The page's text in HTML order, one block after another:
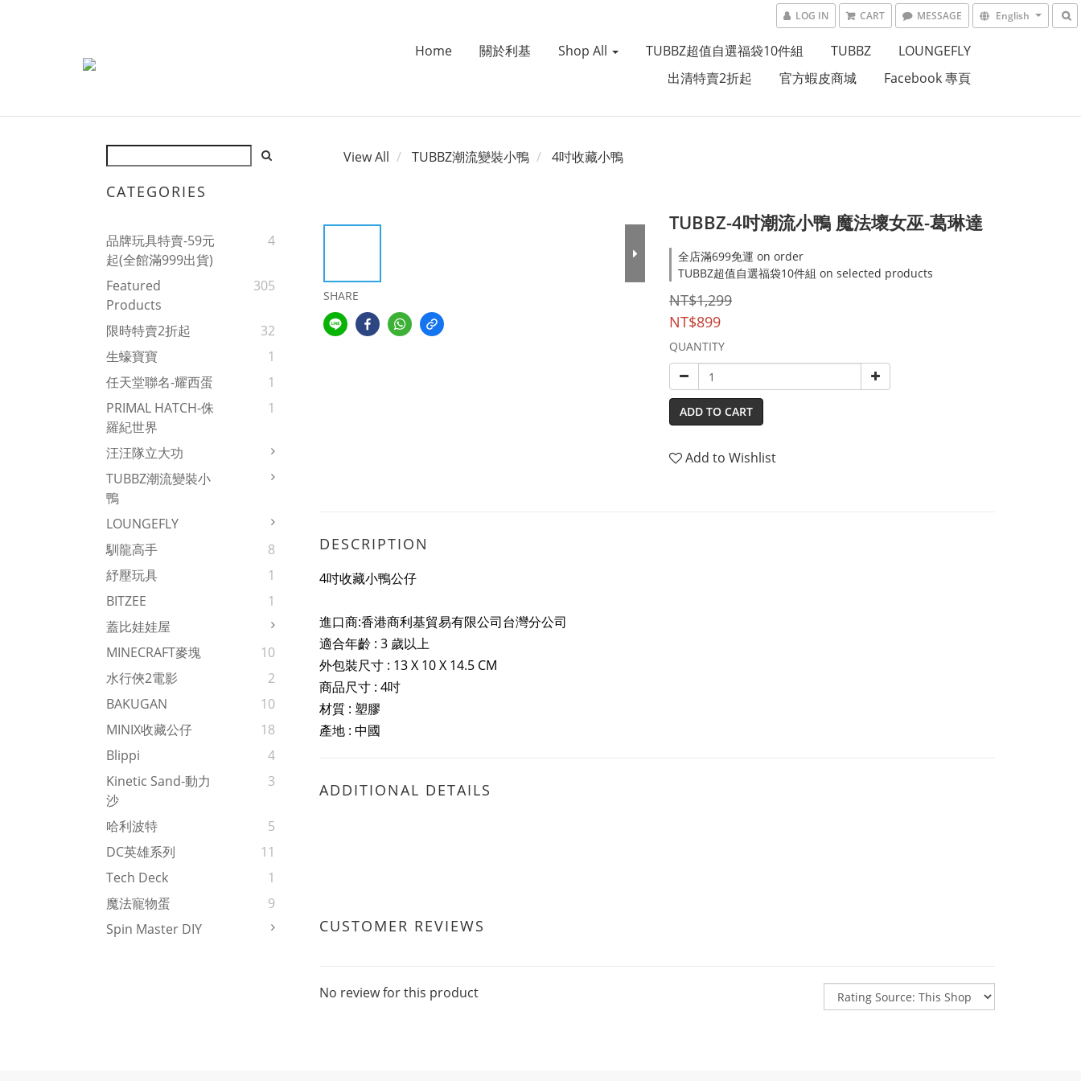
LOG IN CART MESSAGE English
Home 關於利基 Shop All TUBBZ超值自選福袋10件組 TUBBZ
LOUNGEFLY
出清特賣2折起
官方蝦皮商城 Facebook 專頁
CATEGORIES
品牌玩具特賣-59元
起(全館滿999出貨)
4
Featured
Products
305
限時特賣2折起
32
生蠔寶寶
1
任天堂聯名-耀西蛋
1
PRIMAL HATCH-侏
羅紀世界
1
汪汪隊立大功
TUBBZ潮流變裝小
鴨
LOUNGEFLY
馴龍高手
8
紓壓玩具
1
BITZEE
1
蓋比娃娃屋
MINECRAFT麥塊
10
水行俠2電影
2
BAKUGAN
10
MINIX收藏公仔
18
Blippi
4
Kinetic Sand-動力
沙
3
哈利波特
5
DC英雄系列
11
Tech Deck
1
魔法寵物蛋
9
Spin Master DIY
View All TUBBZ潮流變裝小鴨 4吋收藏小鴨
SHARE
TUBBZ-4吋潮流小鴨 魔法壞女巫-葛琳達
全店滿699免運 on order
TUBBZ超值自選福袋10件組 on selected products
NT$1,299
NT$899
QUANTITY
ADD TO CART
Add to Wishlist
DESCRIPTION
4吋收藏小鴨公仔
進口商:香港商利基貿易有限公司台灣分公司
適合年齡 : 3 歲以上
外包裝尺寸 : 13 X 10 X 14.5 CM
商品尺寸 : 4吋
材質 : 塑膠
產地 : 中國
ADDITIONAL DETAILS
CUSTOMER REVIEWS
No review for this product